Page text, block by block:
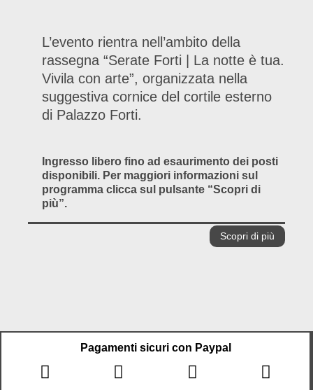
L’evento rientra nell’ambito della
rassegna “Serate Forti | La notte è tua.
Vivila con arte”, organizzata nella
suggestiva cornice del cortile esterno
di Palazzo Forti.
Ingresso libero fino ad esaurimento dei posti
disponibili. Per maggiori informazioni sul
programma clicca sul pulsante “Scopri di
più”.
Scopri di più
Pagamenti sicuri con Paypal